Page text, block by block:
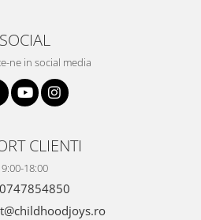
SOCIAL
ne in social media
CLIENTI
9:00-18:00
0747854850